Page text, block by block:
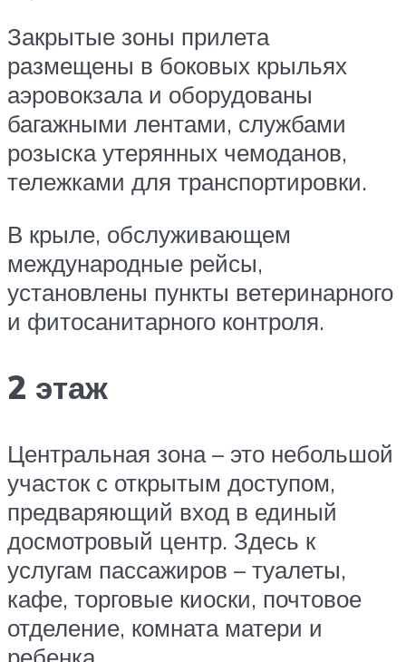
Закрытые зоны прилета
размещены в боковых крыльях
аэровокзала и оборудованы
багажными лентами, службами
розыска утерянных чемоданов,
тележками для транспортировки.
В крыле, обслуживающем
международные рейсы,
установлены пункты ветеринарного
и фитосанитарного контроля.
2 этаж
Центральная зона – это небольшой
участок с открытым доступом,
предваряющий вход в единый
досмотровый центр. Здесь к
услугам пассажиров – туалеты,
кафе, торговые киоски, почтовое
отделение, комната матери и